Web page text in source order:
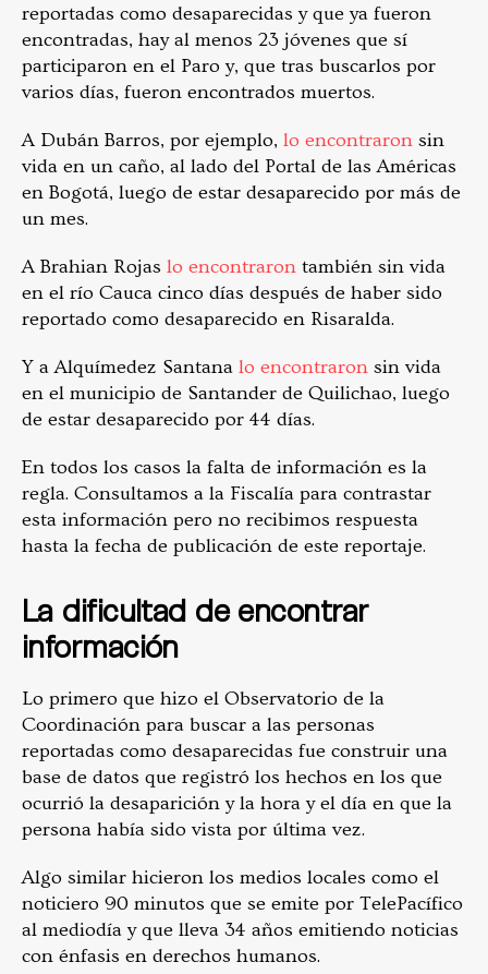
reportadas como desaparecidas y que ya fueron
encontradas, hay al menos 23 jóvenes que sí
participaron en el Paro y, que tras buscarlos por
varios días, fueron encontrados muertos.
A Dubán Barros, por ejemplo, lo encontraron sin
vida en un caño, al lado del Portal de las Américas
en Bogotá, luego de estar desaparecido por más de
un mes.
A Brahian Rojas lo encontraron también sin vida
en el río Cauca cinco días después de haber sido
reportado como desaparecido en Risaralda.
Y a Alquímedez Santana lo encontraron sin vida
en el municipio de Santander de Quilichao, luego
de estar desaparecido por 44 días.
En todos los casos la falta de información es la
regla. Consultamos a la Fiscalía para contrastar
esta información pero no recibimos respuesta
hasta la fecha de publicación de este reportaje.
La dificultad de encontrar
información
Lo primero que hizo el Observatorio de la
Coordinación para buscar a las personas
reportadas como desaparecidas fue construir una
base de datos que registró los hechos en los que
ocurrió la desaparición y la hora y el día en que la
persona había sido vista por última vez.
Algo similar hicieron los medios locales como el
noticiero 90 minutos que se emite por TelePacífico
al mediodía y que lleva 34 años emitiendo noticias
con énfasis en derechos humanos.